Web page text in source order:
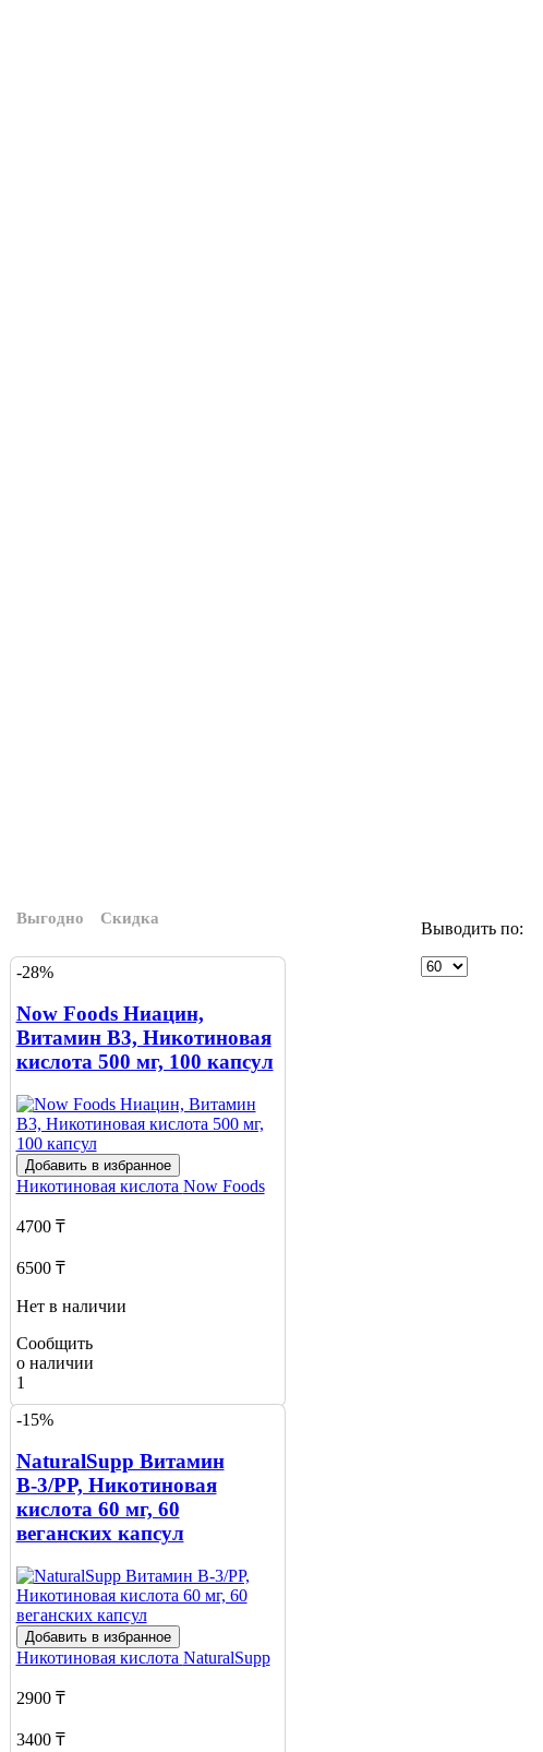
Выгодно Скидка
Выводить по:
-28%
Now Foods Ниацин,
Витамин B3, Никотиновая
кислота 500 мг, 100 капсул
Добавить в избранное
Никотиновая кислота Now Foods
4700 ₸
6500 ₸
Нет в наличии
Сообщить
о наличии
1
-15%
NaturalSupp Витамин
В-3/PP, Никотиновая
кислота 60 мг, 60
веганских капсул
Добавить в избранное
Никотиновая кислота NaturalSupp
2900 ₸
3400 ₸